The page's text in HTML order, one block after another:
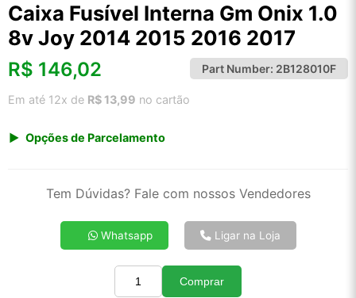
Caixa Fusível Interna Gm Onix 1.0
8v Joy 2014 2015 2016 2017
R$ 146,02 Part Number: 2B128010F
Em até 12x de R$ 13,99 no cartão
Opções de Parcelamento
2x de R$ 78,27
4x de R$ 39,70
5x de R$ 31,98
Tem Dúvidas? Fale com nossos Vendedores
Whatsapp Ligar na Loja
Quantidade
Comprar